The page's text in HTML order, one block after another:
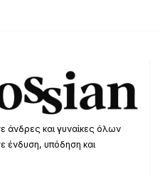
άνδρες και γυναίκες όλων
ένδυση, υπόδηση και